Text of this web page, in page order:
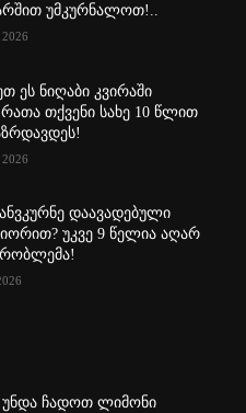
უმკურნალოთ!..
ეს ნიღაბი კვირაში
თქვენი სახე 10 წლით
დაავადებული
უკვე 9 წელია აღარ
უნდა ჩადოთ ლიმონი